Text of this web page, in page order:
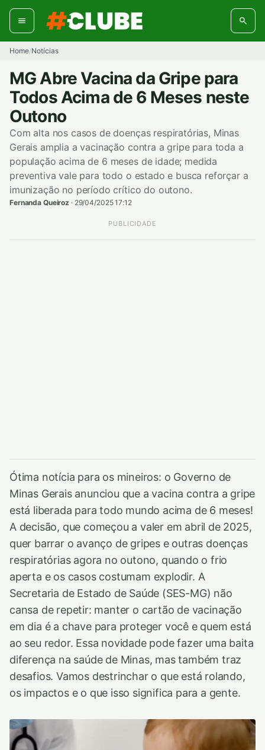
Pular
para
conteúdo
Home/Notícias
MG Abre Vacina da Gripe para
Todos Acima de 6 Meses neste
Outono
Com alta nos casos de doenças respiratórias, Minas
Gerais amplia a vacinação contra a gripe para toda a
população acima de 6 meses de idade; medida
preventiva vale para todo o estado e busca reforçar a
imunização no período crítico do outono.
Fernanda Queiroz · 29/04/2025 17:12
PUBLICIDADE
Ótima notícia para os mineiros: o Governo de
Minas Gerais anunciou que a vacina contra a gripe
está liberada para todo mundo acima de 6 meses!
A decisão, que começou a valer em abril de 2025,
quer barrar o avanço de gripes e outras doenças
respiratórias agora no outono, quando o frio
aperta e os casos costumam explodir. A
Secretaria de Estado de Saúde (SES-MG) não
cansa de repetir: manter o cartão de vacinação
em dia é a chave para proteger você e quem está
ao seu redor. Essa novidade pode fazer uma baita
diferença na saúde de Minas, mas também traz
desafios. Vamos destrinchar o que está rolando,
os impactos e o que isso significa para a gente.